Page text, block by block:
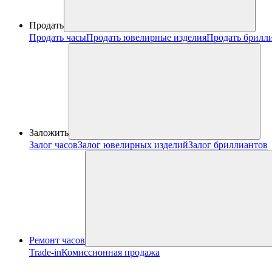
Продать
Продать часыПродать ювелирные изделияПродать
Заложить
Залог часовЗалог ювелирных изделийЗалог бриллиантов
Ремонт часов
Trade-inКомиссионная продажа